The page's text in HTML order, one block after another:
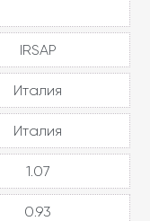
IRSAP
Италия
Италия
1.07
0.93